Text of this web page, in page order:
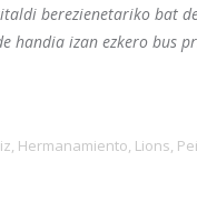
berezienetariko bat
handia izan ezkero bus
, Hermanamiento, Lions,